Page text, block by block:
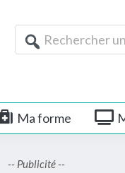
Rechercher
une
Ma forme
-- Publicité --